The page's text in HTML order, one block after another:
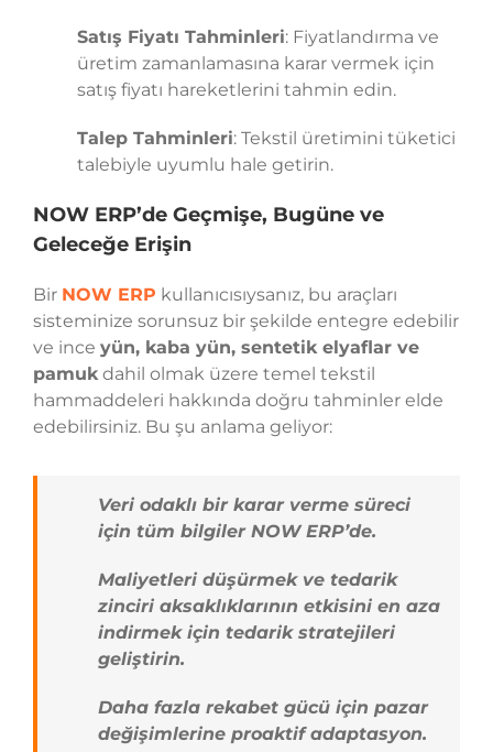
Satış Fiyatı Tahminleri: Fiyatlandırma ve
üretim zamanlamasına karar vermek için
satış fiyatı hareketlerini tahmin edin.
Talep Tahminleri: Tekstil üretimini tüketici
talebiyle uyumlu hale getirin.
NOW ERP’de Geçmişe, Bugüne ve
Geleceğe Erişin
Bir NOW ERP kullanıcısıysanız, bu araçları
sisteminize sorunsuz bir şekilde entegre edebilir
ve ince yün, kaba yün, sentetik elyaflar ve
pamuk dahil olmak üzere temel tekstil
hammaddeleri hakkında doğru tahminler elde
edebilirsiniz. Bu şu anlama geliyor:
Veri odaklı bir karar verme süreci
için tüm bilgiler NOW ERP’de.
Maliyetleri düşürmek ve tedarik
zinciri aksaklıklarının etkisini en aza
indirmek için tedarik stratejileri
geliştirin.
Daha fazla rekabet gücü için pazar
değişimlerine proaktif adaptasyon.